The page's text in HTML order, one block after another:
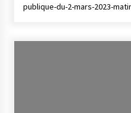
publique-du-2-mars-2023-